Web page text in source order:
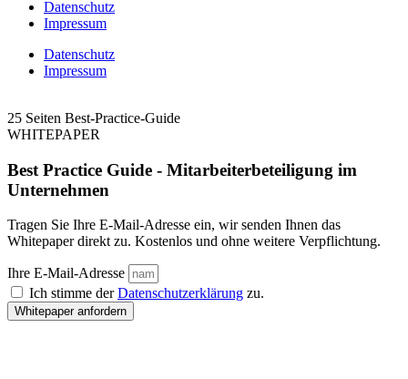
Datenschutz
Impressum
Datenschutz
Impressum
25 Seiten Best-Practice-Guide
WHITEPAPER
Best Practice Guide - Mitarbeiterbeteiligung im
Unternehmen
Tragen Sie Ihre E-Mail-Adresse ein, wir senden Ihnen das
Whitepaper direkt zu. Kostenlos und ohne weitere Verpflichtung.
Ihre E-Mail-Adresse
Ich stimme derDatenschutzerklärung zu.
Whitepaper anfordern